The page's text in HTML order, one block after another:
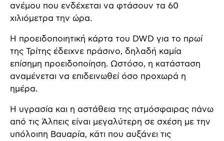
ανέμου που ενδέχεται να φτάσουν τα 60
χιλιόμετρα την ώρα.
Η προειδοποιητική κάρτα του DWD για το πρωί
της Τρίτης έδειχνε πράσινο, δηλαδή καμία
επίσημη προειδοποίηση. Ωστόσο, η κατάσταση
αναμένεται να επιδεινωθεί όσο προχωρά η
ημέρα.
Η υγρασία και η αστάθεια της ατμόσφαιρας πάνω
από τις Άλπεις είναι μεγαλύτερη σε σχέση με την
υπόλοιπη Βαυαρία, κάτι που αυξάνει τις